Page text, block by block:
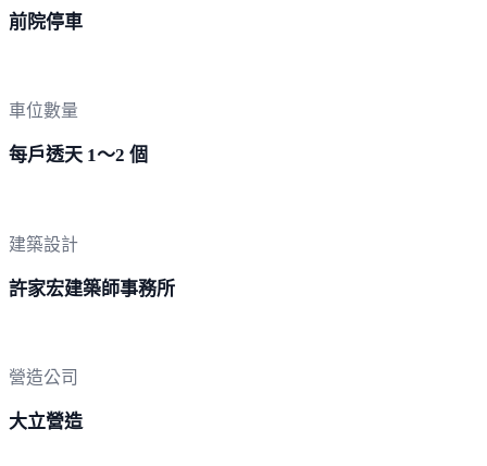
前院停車
車位數量
每戶透天 1～2 個
建築設計
許家宏建築師事務所
營造公司
大立營造